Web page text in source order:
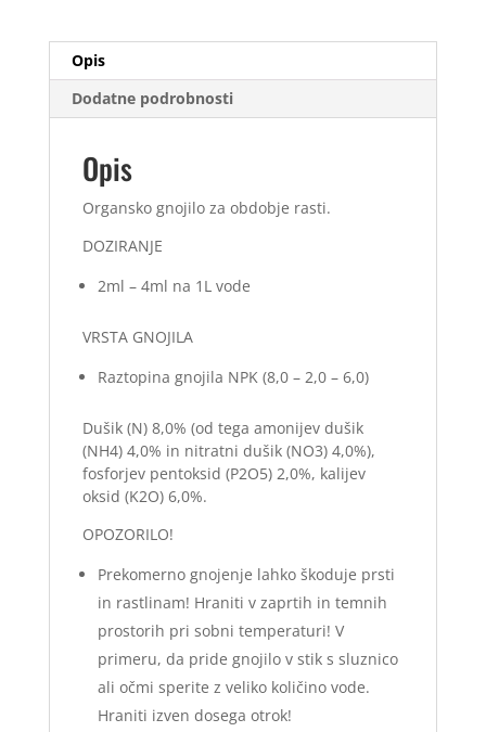
Opis
Dodatne podrobnosti
Opis
Organsko gnojilo za obdobje rasti.
DOZIRANJE
2ml – 4ml na 1L vode
VRSTA GNOJILA
Raztopina gnojila NPK (8,0 – 2,0 – 6,0)
Dušik (N) 8,0% (od tega amonijev dušik
(NH4) 4,0% in nitratni dušik (NO3) 4,0%),
fosforjev pentoksid (P2O5) 2,0%, kalijev
oksid (K2O) 6,0%.
OPOZORILO!
Prekomerno gnojenje lahko škoduje prsti
in rastlinam! Hraniti v zaprtih in temnih
prostorih pri sobni temperaturi! V
primeru, da pride gnojilo v stik s sluznico
ali očmi sperite z veliko količino vode.
Hraniti izven dosega otrok!